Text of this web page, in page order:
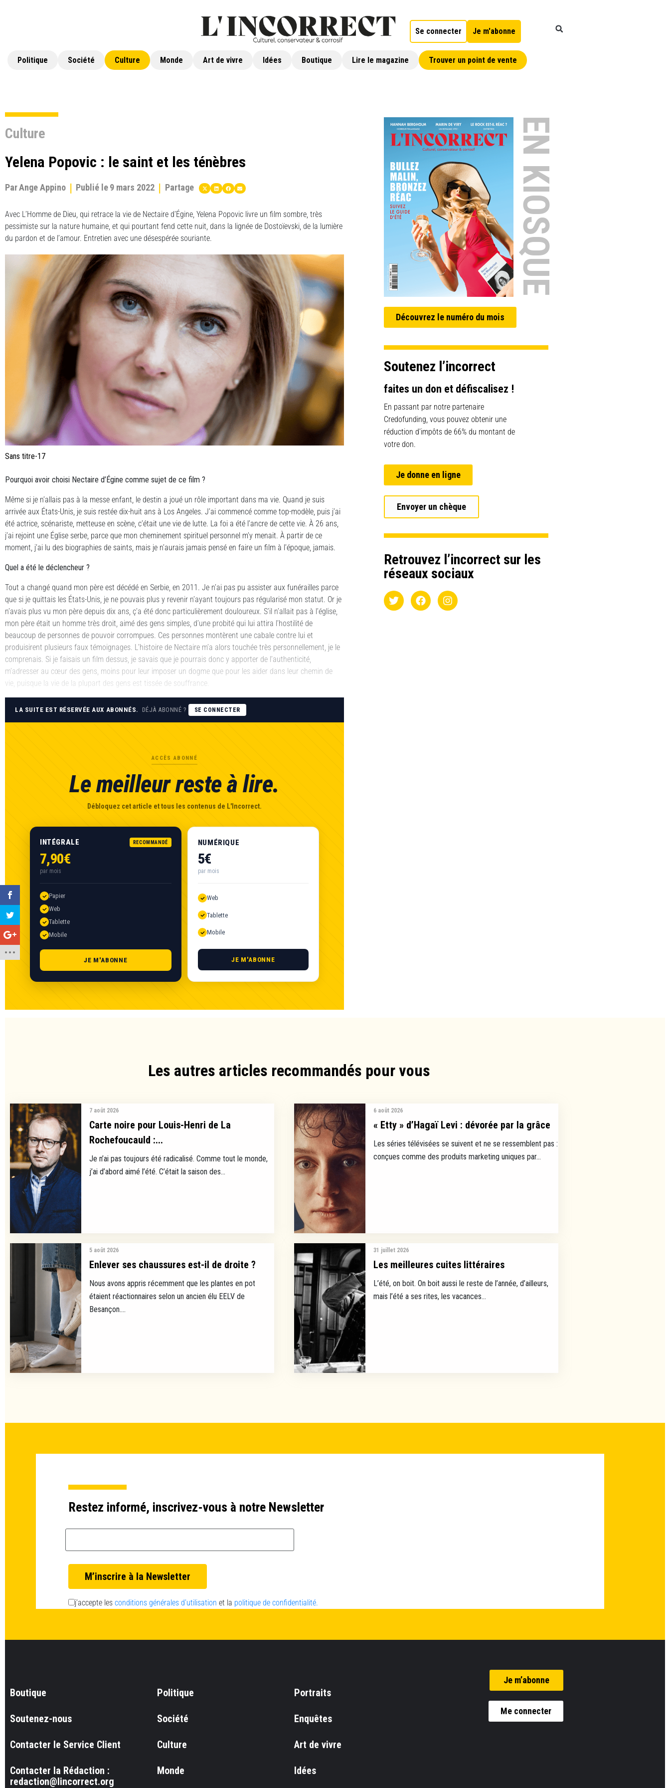
Se connecter Je m'abonne
Politique Société Culture Monde Art de vivre Idées Boutique Lire le magazine Trouver un point de vente
Culture
Yelena Popovic : le saint et les ténèbres
ParAnge Appino Publié le9 mars 2022 Partage
Avec L’Homme de Dieu, qui retrace la vie de Nectaire d’Égine, Yelena Popovic livre un film sombre, très
pessimiste sur la nature humaine, et qui pourtant fend cette nuit, dans la lignée de Dostoïevski, de la lumière
du pardon et de l’amour. Entretien avec une désespérée souriante.
Sans titre-17
Pourquoi avoir choisi Nectaire d’Égine comme sujet de ce film ?
Même si je n’allais pas à la messe enfant, le destin a joué un rôle important dans ma vie. Quand je suis
arrivée aux États-Unis, je suis restée dix-huit ans à Los Angeles. J’ai commencé comme top-modèle, puis j’ai
été actrice, scénariste, metteuse en scène, c’était une vie de lutte. La foi a été l’ancre de cette vie. À 26 ans,
j’ai rejoint une Église serbe, parce que mon cheminement spirituel personnel m’y menait. À partir de ce
moment, j’ai lu des biographies de saints, mais je n’aurais jamais pensé en faire un film à l’époque, jamais.
Quel a été le déclencheur ?
Tout a changé quand mon père est décédé en Serbie, en 2011. Je n’ai pas pu assister aux funérailles parce
que si je quittais les États-Unis, je ne pouvais plus y revenir n’ayant toujours pas régularisé mon statut. Or je
n’avais plus vu mon père depuis dix ans, ç’a été donc particulièrement douloureux. S’il n’allait pas à l’église,
mon père était un homme très droit, aimé des gens simples, d’une probité qui lui attira l’hostilité de
beaucoup de personnes de pouvoir corrompues. Ces personnes montèrent une cabale contre lui et
produisirent plusieurs faux témoignages. L’histoire de Nectaire m’a alors touchée très personnellement, je le
comprenais. Si je faisais un film dessus, je savais que je pourrais donc y apporter de l’authenticité,
m’adresser au cœur des gens, moins pour leur imposer un dogme que pour les aider dans leur chemin de
vie, puisque la vie de la plupart des gens est tissée de souffrance.
LA SUITE EST RÉSERVÉE AUX ABONNÉS. DÉJÀ ABONNÉ ? SE CONNECTER
ACCÈS ABONNÉ
Le meilleur reste à lire.
Débloquez cet article et tous les contenus de L'Incorrect.
INTÉGRALE RECOMMANDÉ
7,90€
par mois
Papier
Web
Tablette
Mobile
JE M'ABONNE
NUMÉRIQUE
5€
par mois
Web
Tablette
Mobile
JE M'ABONNE
EN KIOSQUE
Découvrez le numéro du mois
Soutenez l’incorrect
faites un don et défiscalisez !
En passant par notre partenaire
Credofunding, vous pouvez obtenir une
réduction d’impôts de 66% du montant de
votre don.
Je donne en ligne
Envoyer un chèque
Retrouvez l’incorrect sur les
réseaux sociaux
Les autres articles recommandés pour vous​
7 août 2026
Carte noire pour Louis-Henri de La
Rochefoucauld :...
Je n’ai pas toujours été radicalisé. Comme tout le monde,
j’ai d’abord aimé l’été. C’était la saison des...
6 août 2026
« Etty » d’Hagaï Levi : dévorée par la grâce
Les séries télévisées se suivent et ne se ressemblent pas :
conçues comme des produits marketing uniques par...
5 août 2026
Enlever ses chaussures est-il de droite ?
Nous avons appris récemment que les plantes en pot
étaient réactionnaires selon un ancien élu EELV de
Besançon....
31 juillet 2026
Les meilleures cuites littéraires
L’été, on boit. On boit aussi le reste de l’année, d’ailleurs,
mais l’été a ses rites, les vacances...
Restez informé, inscrivez-vous à notre Newsletter
j’accepte les conditions générales d’utilisation et la politique de confidentialité.
Boutique
Soutenez-nous
Contacter le Service Client
Contacter la Rédaction :
redaction@lincorrect.org
Politique
Société
Culture
Monde
Portraits
Enquêtes
Art de vivre
Idées
Je m’abonne
Me connecter